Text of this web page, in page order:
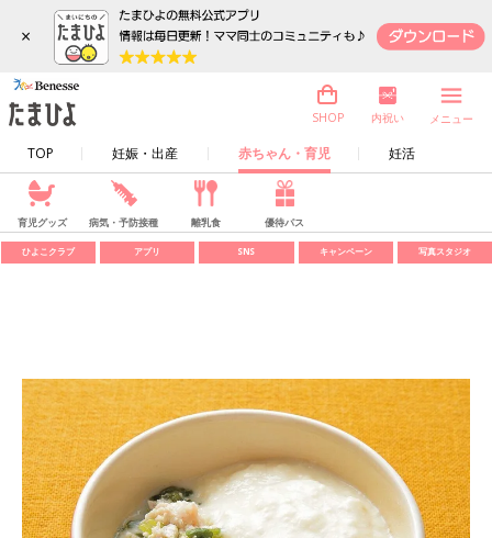
×
TOP 妊娠・出産 赤ちゃん・育児 妊活
SHOP 内祝い メニュー
育児グッズ 病気・予防接種 離乳食 優待パス
ひよこクラブ アプリ SNS キャンペーン 写真スタジオ